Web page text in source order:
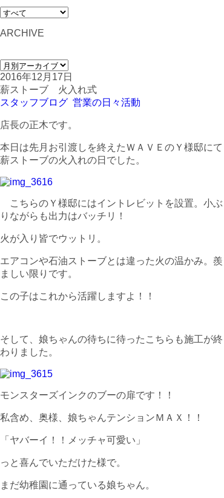
ARCHIVE
2016年12月17日
薪ストーブ 火入れ式
スタッフブログ 営業の日々活動
店長の正木です。
本日は先月お引渡しを終えたＷＡＶＥのＹ様邸にて
薪ストーブの火入れの日でした。
こちらのＹ様邸にはイントレビットを設置。小ぶ
りながらも出力はバッチリ！
火が入り皆でウットリ。
エアコンや石油ストーブとは違った火の温かみ。羨
ましい限りです。
この子はこれから活躍しますよ！！
そして、娘ちゃんの待ちに待ったこちらも施工が終
わりました。
モンスターズインクのブーの扉です！！
私含め、奥様、娘ちゃんテンションＭＡＸ！！
「ヤバーイ！！メッチャ可愛い」
っと喜んでいただけた様で。
まだ幼稚園に通っている娘ちゃん。